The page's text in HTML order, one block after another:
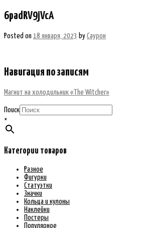
6padRV9jVcA
Posted on 18 января, 2023 by Саурон
Навигация по записям
Магнит на холодильник «The Witcher»
Поиск
×
Категории товаров
Разное
Фигурки
Статуэтки
Значки
Кольца и кулоны
Наклейки
Постеры
Популярное